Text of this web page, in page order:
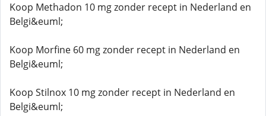
Koop Methadon 10 mg zonder recept in Nederland en
Belgi&euml;
Koop Morfine 60 mg zonder recept in Nederland en
Belgi&euml;
Koop Stilnox 10 mg zonder recept in Nederland en
Belgi&euml;